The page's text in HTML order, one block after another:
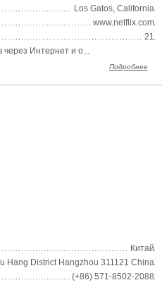
Los Gatos, California
www.netflix.com
21
через Интернет и о...
Подробнее
Китай
Hang District Hangzhou 311121 China
(+86) 571-8502-2088